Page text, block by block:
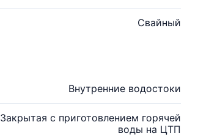
Свайный
Внутренние водостоки
Закрытая с приготовлением горячей
воды на ЦТП